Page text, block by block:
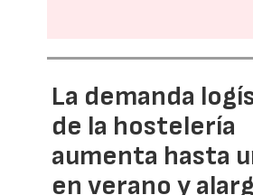
La demanda
de la hostelería
aumenta hasta
en verano y